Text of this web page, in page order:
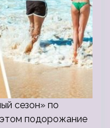
сезон» по
подорожание